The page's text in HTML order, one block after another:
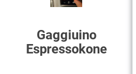
Gaggiuino
Espressokone